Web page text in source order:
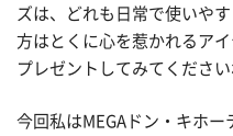
ズは、どれも日常で使いや
方はとくに心を惹かれるア
プレゼントしてみてください
今回私はMEGAドン・キホ